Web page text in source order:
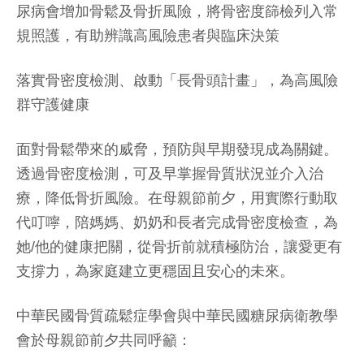
尿病會增加骨鬆及骨折風險，將骨密度篩檢列入常
規照護，有助辨識高風險患者與臨床決策
落實骨密度檢測、啟動「長骨頭計畫」，為高風險
群守護健康
面對骨鬆帶來的威脅，預防與早期發現成為關鍵。
透過骨密度檢測，可及早掌握骨質狀況並介入治
療，降低骨折風險。在母親節前夕，用實際行動取
代叮嚀，陪媽媽、奶奶和長者完成骨密度檢查，為
她/他的健康把關，從骨折前就積極防治，讓愛更有
支撐力，為家庭建立更穩固且安心的未來。
中華民國骨質疏鬆症學會與中華民國糖尿病衛教學
會於母親節前夕共同呼籲：